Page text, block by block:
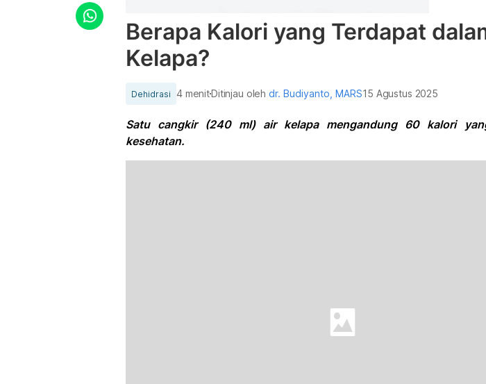
Berapa Kalori yang Terdapat
Kelapa?
Dehidrasi 4 menitDitinjau olehdr. Budiyanto, MARS15 Agustus 2025
Satu cangkir (240 ml) air kelapa mengandung 60 kalori
kesehatan.